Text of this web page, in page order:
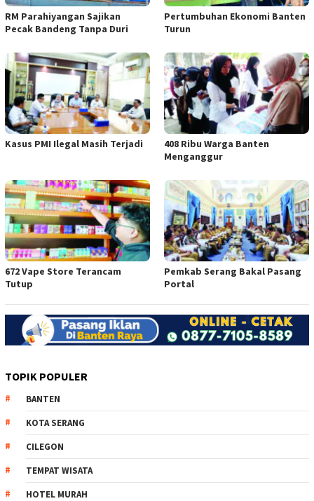
RM Parahiyangan Sajikan
Pecak Bandeng Tanpa Duri
Pertumbuhan Ekonomi Banten
Turun
Kasus PMI Ilegal Masih Terjadi
408 Ribu Warga Banten
Menganggur
672 Vape Store Terancam
Tutup
Pemkab Serang Bakal Pasang
Portal
TOPIK POPULER
BANTEN
KOTA SERANG
CILEGON
TEMPAT WISATA
HOTEL MURAH